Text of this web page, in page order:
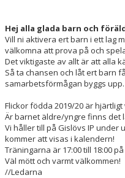
Hej alla glada barn och
Vill ni aktivera ert barn i ett lag
välkomna att prova på och
Det viktigaste av allt är att alla
Så ta chansen och låt ert barn
samarbetsförmågan byggs upp.
Flickor födda 2019/20 är
Är barnet äldre/yngre finns det
Vi håller till på Gislövs IP under
kommer att visas i kalendern!
Träningarna är 17:00 till 18:00
Väl mött och varmt välkommen!
//Ledarna